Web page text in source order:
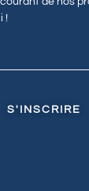
!
S'INSCRIRE